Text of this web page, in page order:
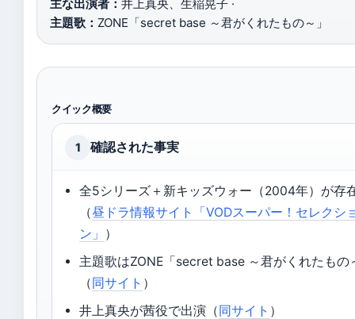
主な出演者： 井上真央、生稲晃子 ·
主題歌： ZONE「secret base ～君がくれたもの～」
クイック概要
1 確認された事実
全5シリーズ＋新キッズウォー（2004年）が存
（昼ドラ情報サイト「VODスーパー！セレクシ
ン」 ）
主題歌はZONE「secret base ～君がくれたもの
（同サイト ）
井上真央が茜役で出演（同サイト ）